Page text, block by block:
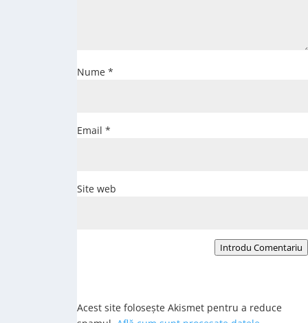
Nume *
Email *
Site web
Introdu Comentariu
Acest site folosește Akismet pentru a reduce